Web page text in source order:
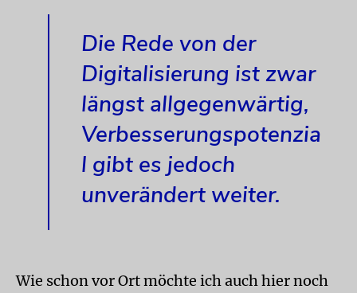
Die Rede von der
Digitalisierung ist zwar
längst allgegenwärtig,
Verbesserungspotenzia
l gibt es jedoch
unverändert weiter.
Wie schon vor Ort möchte ich auch hier noch